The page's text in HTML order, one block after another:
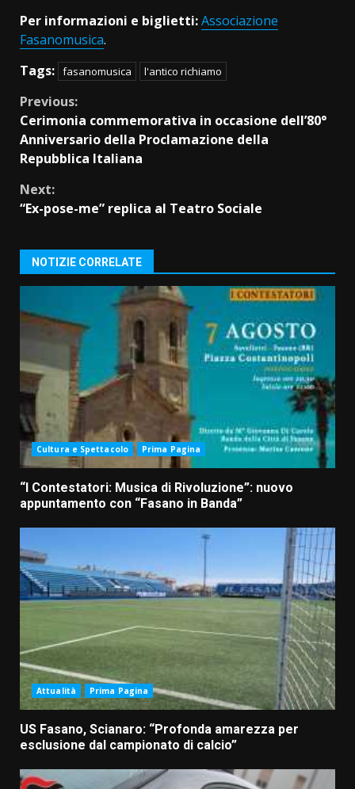
Per informazioni e biglietti:Associazione
Fasanomusica.
Tags: fasanomusica l'antico richiamo
Continue
Reading
Previous:
Cerimonia commemorativa in occasione dell’80°
Anniversario della Proclamazione della
Repubblica Italiana
Next:
“Ex-pose-me” replica al Teatro Sociale
NOTIZIE CORRELATE
Cultura e Spettacolo Prima Pagina
“I Contestatori: Musica di Rivoluzione”: nuovo
appuntamento con “Fasano in Banda”
Attualità Prima Pagina
US Fasano, Scianaro: “Profonda amarezza per
esclusione dal campionato di calcio”